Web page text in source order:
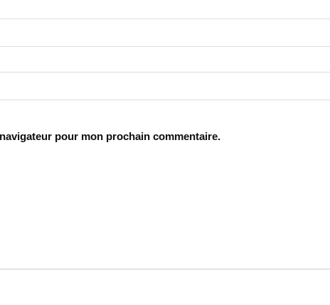
pour mon prochain commentaire.